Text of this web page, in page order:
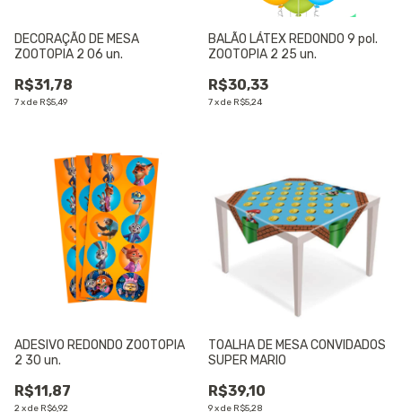
DECORAÇÃO DE MESA
ZOOTOPIA 2 06 un.
R$31,78
7xde R$5,49
BALÃO LÁTEX REDONDO 9 pol.
ZOOTOPIA 2 25 un.
R$30,33
7xde R$5,24
ADESIVO REDONDO ZOOTOPIA
2 30 un.
R$11,87
2xde R$6,92
TOALHA DE MESA CONVIDADOS
SUPER MARIO
R$39,10
9xde R$5,28